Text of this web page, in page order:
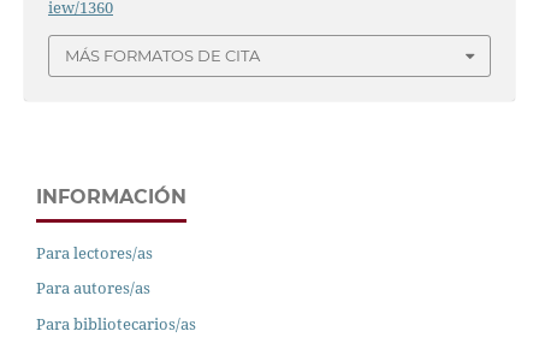
iew/1360
MÁS FORMATOS DE CITA
INFORMACIÓN
Para lectores/as
Para autores/as
Para bibliotecarios/as